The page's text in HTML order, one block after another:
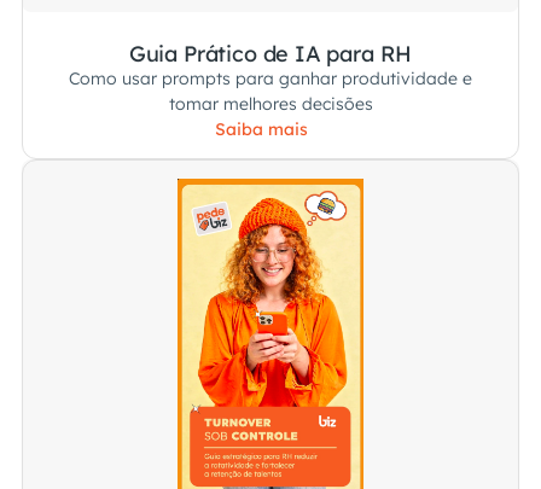
Guia Prático de IA para RH
Como usar prompts para ganhar produtividade e
tomar melhores decisões
Saiba mais